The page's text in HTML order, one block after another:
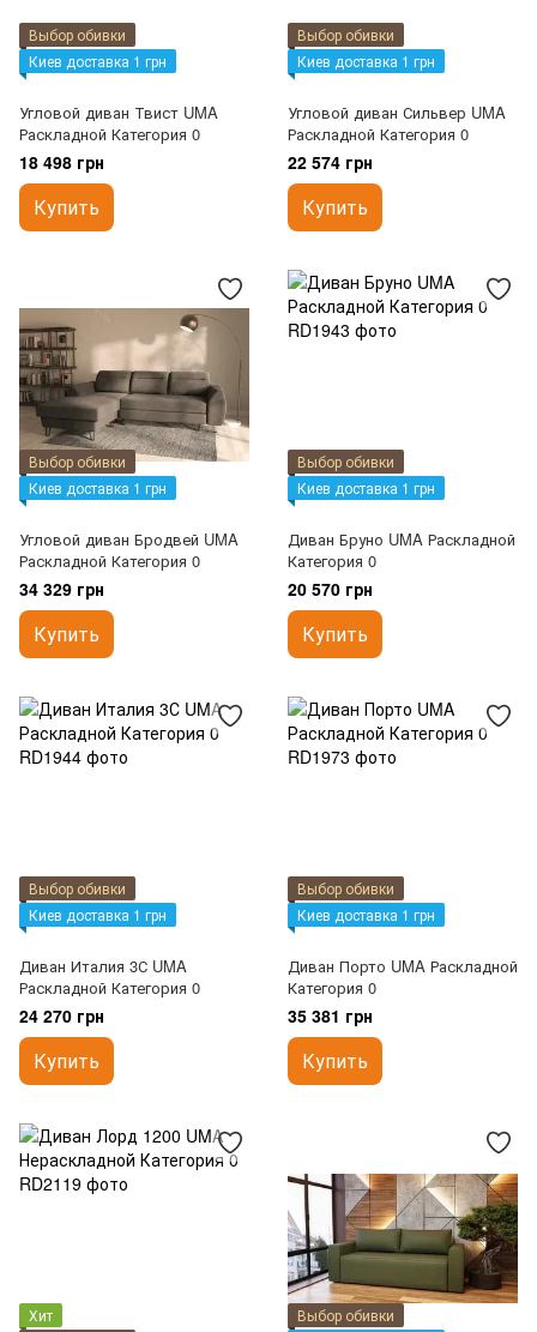
Выбор обивки
Киев доставка 1 грн
Угловой диван Твист UMA
Раскладной Категория 0
18 498 грн
Купить
Выбор обивки
Киев доставка 1 грн
Угловой диван Сильвер UMA
Раскладной Категория 0
22 574 грн
Купить
Выбор обивки
Киев доставка 1 грн
Угловой диван Бродвей UMA
Раскладной Категория 0
34 329 грн
Купить
Выбор обивки
Киев доставка 1 грн
Диван Бруно UMA Раскладной
Категория 0
20 570 грн
Купить
Выбор обивки
Киев доставка 1 грн
Диван Италия 3С UMA
Раскладной Категория 0
24 270 грн
Купить
Выбор обивки
Киев доставка 1 грн
Диван Порто UMA Раскладной
Категория 0
35 381 грн
Купить
Хит
Выбор обивки